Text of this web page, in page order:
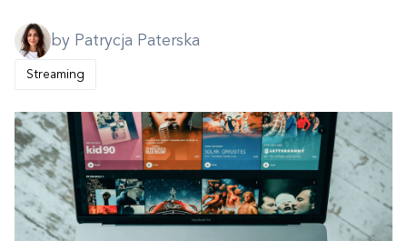
by Patrycja Paterska
Streaming